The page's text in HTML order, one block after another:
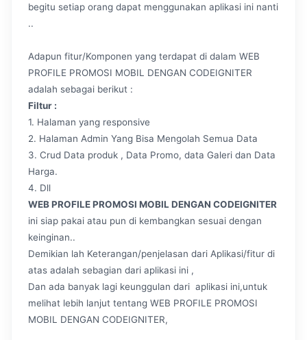
begitu setiap orang dapat menggunakan aplikasi ini nanti
..
Adapun fitur/Komponen yang terdapat di dalam WEB
PROFILE PROMOSI MOBIL DENGAN CODEIGNITER
adalah sebagai berikut :
Filtur :
1. Halaman yang responsive
2. Halaman Admin Yang Bisa Mengolah Semua Data
3. Crud Data produk , Data Promo, data Galeri dan Data
Harga.
4. Dll
WEB PROFILE PROMOSI MOBIL DENGAN CODEIGNITER
ini siap pakai atau pun di kembangkan sesuai dengan
keinginan..
Demikian lah Keterangan/penjelasan dari Aplikasi/fitur di
atas adalah sebagian dari aplikasi ini ,
Dan ada banyak lagi keunggulan dari aplikasi ini,untuk
melihat lebih lanjut tentang WEB PROFILE PROMOSI
MOBIL DENGAN CODEIGNITER,